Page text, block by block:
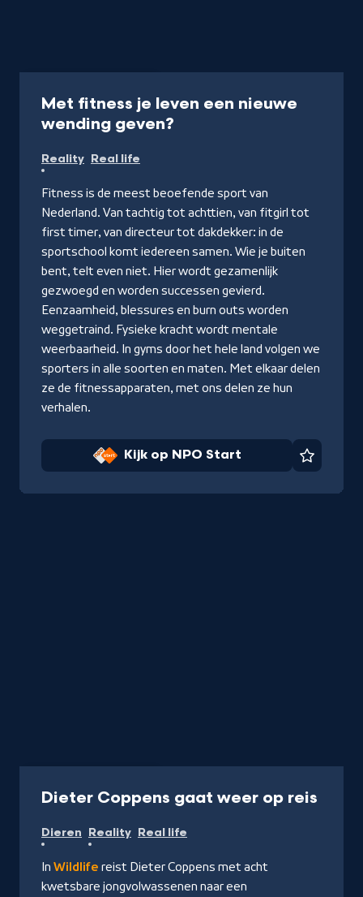
Met fitness je leven een nieuwe
wending geven?
NPO
Start
Reality Real life
Fitness is de meest beoefende sport van
Nederland. Van tachtig tot achttien, van fitgirl tot
first timer, van directeur tot dakdekker: in de
sportschool komt iedereen samen. Wie je buiten
bent, telt even niet. Hier wordt gezamenlijk
gezwoegd en worden successen gevierd.
Eenzaamheid, blessures en burn outs worden
weggetraind. Fysieke kracht wordt mentale
weerbaarheid. In gyms door het hele land volgen we
sporters in alle soorten en maten. Met elkaar delen
ze de fitnessapparaten, met ons delen ze hun
verhalen.
Kijk op NPO Start
Dieter Coppens gaat weer op reis
Dieren Reality Real life
In Wildlife reist Dieter Coppens met acht
kwetsbare jongvolwassenen naar een